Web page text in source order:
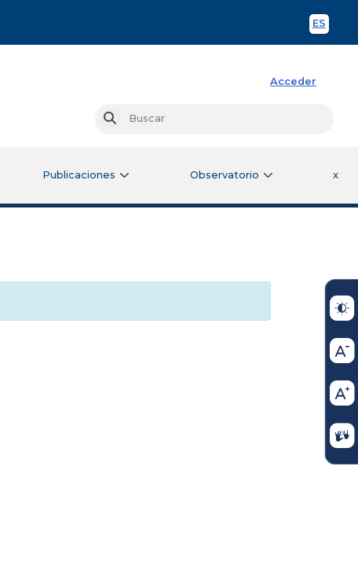
ES
Acceder
Buscar
Publicaciones Observatorio x